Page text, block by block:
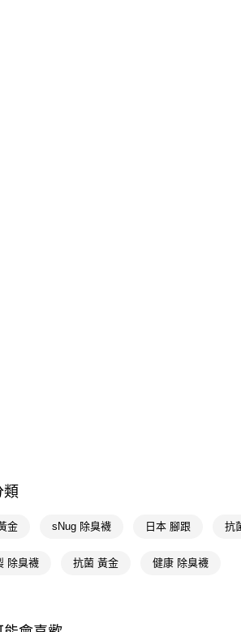
類
金 sNug 除臭襪 日本 腳跟 抗
除臭襪 抗菌 黃金 健康 除臭襪